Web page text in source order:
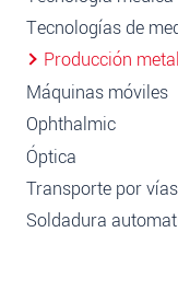
Tecnologías de
Producción
Máquinas móviles
Ophthalmic
Óptica
Transporte por
Soldadura